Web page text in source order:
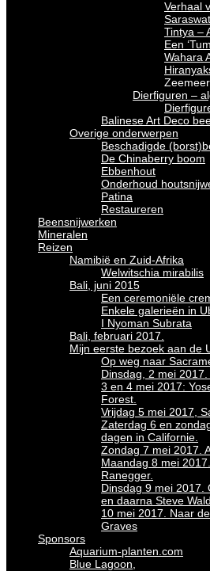
Verhaal
Tintya –
Een
Wahara
Dierfiguren –
Balinese Art Deco
Overige onderwerpen
Beschadigde
De Chinaberry boom
Ebbenhout
Onderhoud
Patina
Restaureren
Beensnijwerken
Mineralen
Reizen
Namibië en Zuid-Afrika
Welwitschia mirabilis
Bali, juni 2015
Een ceremoniële
Enkele galerieën in
I Nyoman Subrata
Bali, februari 2017.
Mijn eerste bezoek aan de
Op weg naar
Dinsdag, 2 mei
3 en 4 mei 2017:
Forest.
Vrijdag 5 mei 2017,
Zaterdag 6 en
dagen in Californie.
Zondag 7 mei 2017.
Maandag 8 mei
Ranegger.
Dinsdag 9 mei 2017.
en daarna Steve
10 mei 2017. Naar
Graves
Sponsors
Aquarium-planten.com
Blue Lagoon,